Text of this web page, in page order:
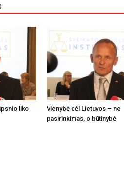
liko
Vienybė dėl Lietuvos – ne
pasirinkimas, o būtinybė